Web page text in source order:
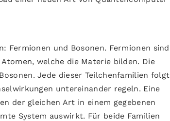
Fermionen und Bosonen. Fermionen sind
welche die Materie bilden. Die
Jede dieser Teilchenfamilien folgt
untereinander regeln. Eine
der gleichen Art in einem gegebenen
System auswirkt. Für beide Familien